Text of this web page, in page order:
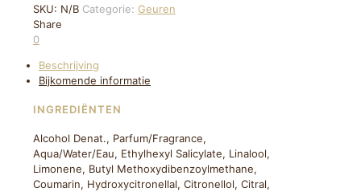
HIM
EAU
DE
aantal
SKU: N/B Categorie: Geuren
Share
0
Beschrijving
Bijkomende informatie
INGREDIËNTEN
Alcohol Denat., Parfum/Fragrance,
Aqua/Water/Eau, Ethylhexyl Salicylate, Linalool,
Limonene, Butyl Methoxydibenzoylmethane,
Coumarin, Hydroxycitronellal, Citronellol, Citral,